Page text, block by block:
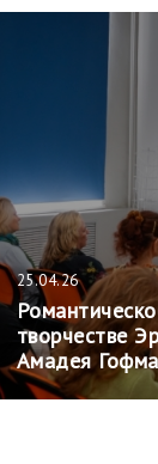
25.04.26
творчестве
Амадея